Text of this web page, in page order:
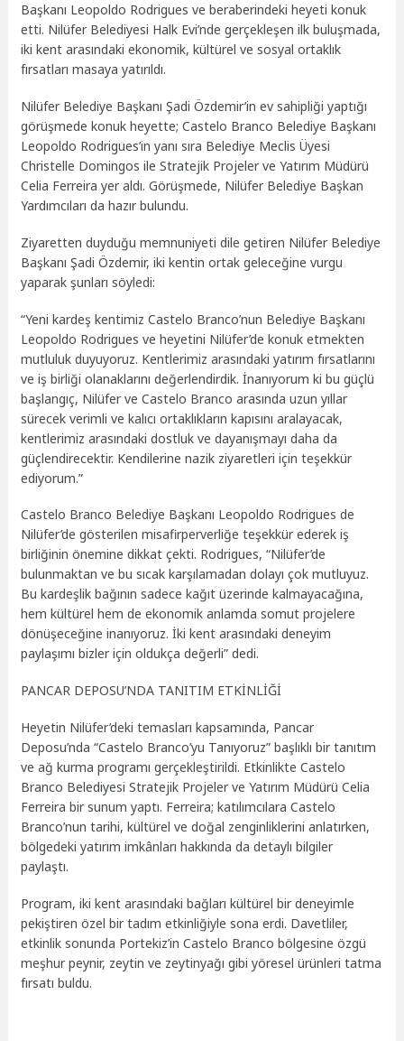
Başkanı Leopoldo Rodrigues ve beraberindeki heyeti konuk
etti. Nilüfer Belediyesi Halk Evi’nde gerçekleşen ilk buluşmada,
iki kent arasındaki ekonomik, kültürel ve sosyal ortaklık
fırsatları masaya yatırıldı.
Nilüfer Belediye Başkanı Şadi Özdemir’in ev sahipliği yaptığı
görüşmede konuk heyette; Castelo Branco Belediye Başkanı
Leopoldo Rodrigues’in yanı sıra Belediye Meclis Üyesi
Christelle Domingos ile Stratejik Projeler ve Yatırım Müdürü
Celia Ferreira yer aldı. Görüşmede, Nilüfer Belediye Başkan
Yardımcıları da hazır bulundu.
Ziyaretten duyduğu memnuniyeti dile getiren Nilüfer Belediye
Başkanı Şadi Özdemir, iki kentin ortak geleceğine vurgu
yaparak şunları söyledi:
“Yeni kardeş kentimiz Castelo Branco’nun Belediye Başkanı
Leopoldo Rodrigues ve heyetini Nilüfer’de konuk etmekten
mutluluk duyuyoruz. Kentlerimiz arasındaki yatırım fırsatlarını
ve iş birliği olanaklarını değerlendirdik. İnanıyorum ki bu güçlü
başlangıç, Nilüfer ve Castelo Branco arasında uzun yıllar
sürecek verimli ve kalıcı ortaklıkların kapısını aralayacak,
kentlerimiz arasındaki dostluk ve dayanışmayı daha da
güçlendirecektir. Kendilerine nazik ziyaretleri için teşekkür
ediyorum.”
Castelo Branco Belediye Başkanı Leopoldo Rodrigues de
Nilüfer’de gösterilen misafirperverliğe teşekkür ederek iş
birliğinin önemine dikkat çekti. Rodrigues, “Nilüfer’de
bulunmaktan ve bu sıcak karşılamadan dolayı çok mutluyuz.
Bu kardeşlik bağının sadece kağıt üzerinde kalmayacağına,
hem kültürel hem de ekonomik anlamda somut projelere
dönüşeceğine inanıyoruz. İki kent arasındaki deneyim
paylaşımı bizler için oldukça değerli” dedi.
PANCAR DEPOSU’NDA TANITIM ETKİNLİĞİ
Heyetin Nilüfer’deki temasları kapsamında, Pancar
Deposu’nda “Castelo Branco’yu Tanıyoruz” başlıklı bir tanıtım
ve ağ kurma programı gerçekleştirildi. Etkinlikte Castelo
Branco Belediyesi Stratejik Projeler ve Yatırım Müdürü Celia
Ferreira bir sunum yaptı. Ferreira; katılımcılara Castelo
Branco’nun tarihi, kültürel ve doğal zenginliklerini anlatırken,
bölgedeki yatırım imkânları hakkında da detaylı bilgiler
paylaştı.
Program, iki kent arasındaki bağları kültürel bir deneyimle
pekiştiren özel bir tadım etkinliğiyle sona erdi. Davetliler,
etkinlik sonunda Portekiz’in Castelo Branco bölgesine özgü
meşhur peynir, zeytin ve zeytinyağı gibi yöresel ürünleri tatma
fırsatı buldu.